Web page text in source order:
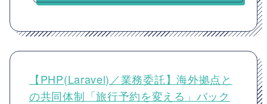
【PHP(Laravel)／業務委託】海外拠点と
の共同体制「旅行予約を変える」バック